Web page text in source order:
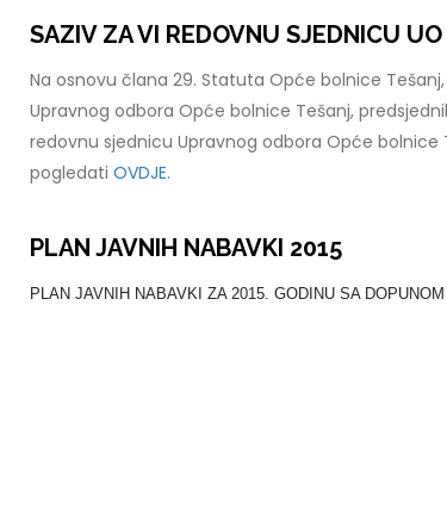
SAZIV ZA VI REDOVNU SJEDNICU
Na osnovu člana 29. Statuta Opće bolnice
Upravnog odbora Opće bolnice Tešanj,
redovnu sjednicu Upravnog odbora Opće bolnice
pogledati OVDJE.
PLAN JAVNIH NABAVKI 2015
PLAN JAVNIH NABAVKI ZA 2015. GODINU SA